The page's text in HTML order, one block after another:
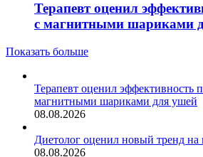
Терапевт оценил
с магнитными шариками
Показать больше
Терапевт оценил эффективность
магнитными шариками для ушей
08.08.2026
Диетолог оценил новый тренд на
08.08.2026